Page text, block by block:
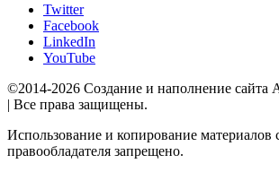
Twitter
Facebook
LinkedIn
YouTube
©2014-2026 Создание и наполнение сайта
| Все права защищены.
Использование и копирование материалов
правообладателя запрещено.